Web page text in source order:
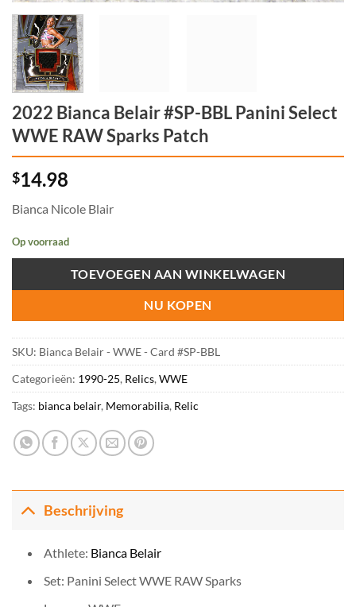
2022 Bianca Belair #SP-BBL Panini Select
WWE RAW Sparks Patch
$14.98
Bianca Nicole Blair
Op voorraad
TOEVOEGEN AAN WINKELWAGEN
NU KOPEN
SKU: Bianca Belair - WWE - Card #SP-BBL
Categorieën: 1990-25, Relics, WWE
Tags: bianca belair, Memorabilia, Relic
Beschrijving
Athlete: Bianca Belair
Set: Panini Select WWE RAW Sparks